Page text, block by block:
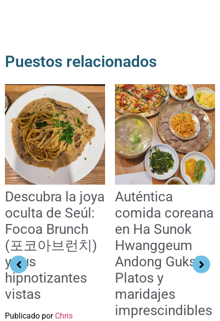
Puestos relacionados
Descubra la joya
oculta de Seúl:
Focoa Brunch
(포코아브런치)
y sus
hipnotizantes
vistas
Publicado por Chris
Auténtica
comida coreana
en Ha Sunok
Hwanggeum
Andong Guksi:
Platos y
maridajes
imprescindibles